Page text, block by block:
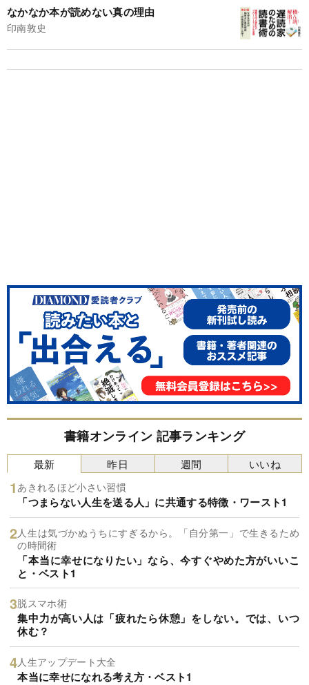
なかなか本が読めない真の理由
印南敦史
書籍オンライン 記事ランキング
最新
あきれるほど小さい習慣
「つまらない人生を送る人」に共通する特徴・ワースト1
人生は気づかぬうちにすぎるから。「自分第一」で生きるため
の時間術
「本当に幸せになりたい」なら、今すぐやめた方がいいこ
と・ベスト1
脱スマホ術
集中力が高い人は「疲れたら休憩」をしない。では、いつ
休む？
人生アップデート大全
本当に幸せになれる考え方・ベスト1
昨日 週間 いいね